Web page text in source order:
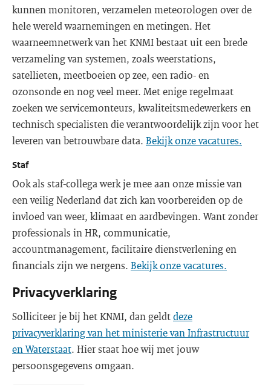
kunnen monitoren, verzamelen meteorologen over de
hele wereld waarnemingen en metingen. Het
waarneemnetwerk van het KNMI bestaat uit een brede
verzameling van systemen, zoals weerstations,
satellieten, meetboeien op zee, een radio- en
ozonsonde en nog veel meer. Met enige regelmaat
zoeken we servicemonteurs, kwaliteitsmedewerkers en
technisch specialisten die verantwoordelijk zijn voor het
leveren van betrouwbare data. Bekijk onze vacatures.
Staf
Ook als staf-collega werk je mee aan onze missie van
een veilig Nederland dat zich kan voorbereiden op de
invloed van weer, klimaat en aardbevingen. Want zonder
professionals in HR, communicatie,
accountmanagement, facilitaire dienstverlening en
financials zijn we nergens. Bekijk onze vacatures.
Privacyverklaring
Solliciteer je bij het KNMI, dan geldtdeze
privacyverklaring van het ministerie van Infrastructuur
en Waterstaat. Hier staat hoe wij met jouw
persoonsgegevens omgaan.